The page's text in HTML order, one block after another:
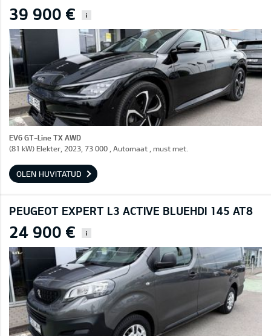
39 900 € i
EV6 GT-Line TX AWD
(81 kW) Elekter, 2023, 73 000 , Automaat , must met.
OLEN HUVITATUD
PEUGEOT EXPERT L3 ACTIVE BLUEHDI 145 AT8
24 900 € i